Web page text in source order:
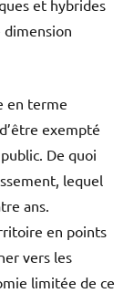
et hybrides
dimension
en terme
exempté
De quoi
lequel
ans.
en points
vers les
limitée de ce